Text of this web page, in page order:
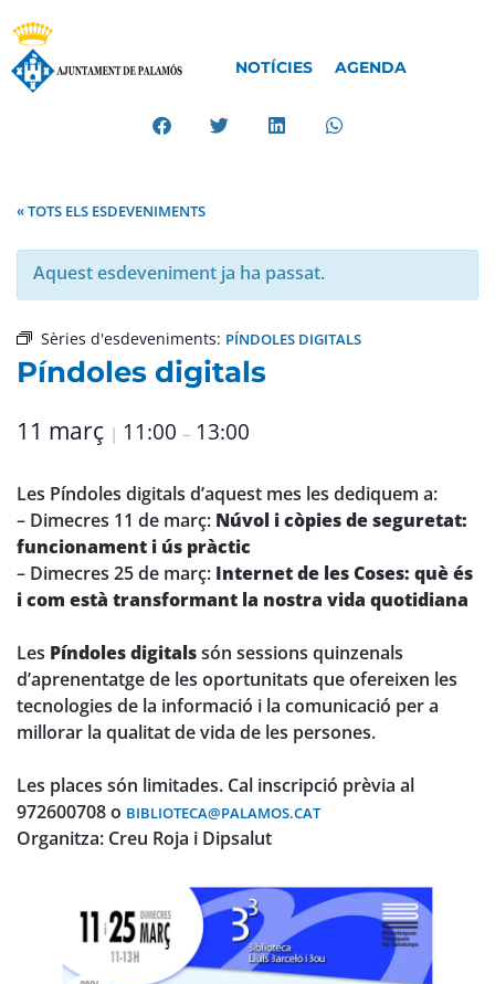
NOTÍCIES AGENDA
« TOTS ELS ESDEVENIMENTS
Aquest esdeveniment ja ha passat.
Sèries d'esdeveniments: PÍNDOLES DIGITALS
Píndoles digitals
11 març | 11:00 – 13:00
Les Píndoles digitals d’aquest mes les dediquem a:
– Dimecres 11 de març: Núvol i còpies de seguretat:
funcionament i ús pràctic
– Dimecres 25 de març: Internet de les Coses: què és
i com està transformant la nostra vida quotidiana
Les Píndoles digitalssón sessions quinzenals
d’aprenentatge de les oportunitats que ofereixen les
tecnologies de la informació i la comunicació per a
millorar la qualitat de vida de les persones.
Les places són limitades. Cal inscripció prèvia al
972600708 o BIBLIOTECA@PALAMOS.CAT
Organitza: Creu Roja i Dipsalut